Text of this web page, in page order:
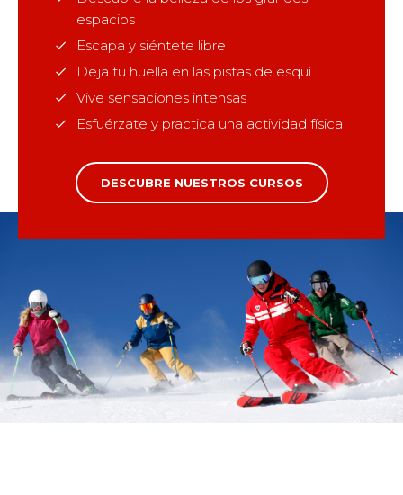
espacios
Escapa y siéntete libre
Deja tu huella en las pistas de esquí
Vive sensaciones intensas
Esfuérzate y practica una actividad física
DESCUBRE NUESTROS CURSOS